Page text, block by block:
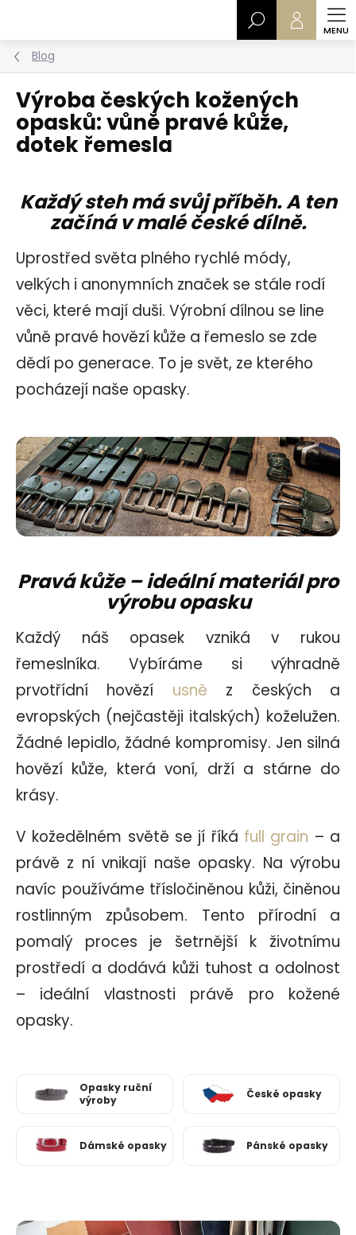
Hledat
Blog
Výroba českých kožených
opasků: vůně pravé kůže,
dotek řemesla
Každý steh má svůj příběh. A ten
začíná v malé české dílně.
Uprostřed světa plného rychlé módy,
velkých i anonymních značek se stále rodí
věci, které mají duši. Výrobní dílnou se line
vůně pravé hovězí kůže a řemeslo se zde
dědí po generace. To je svět, ze kterého
pocházejí naše opasky.
Pravá kůže – ideální materiál pro
výrobu opasku
Každý náš opasek vzniká v rukou
řemeslníka. Vybíráme si výhradně
prvotřídní hovězí usně z českých a
evropských (nejčastěji italských) koželužen.
Žádné lepidlo, žádné kompromisy. Jen silná
hovězí kůže, která voní, drží a stárne do
krásy.
V kožedělném světě se jí říká full grain – a
právě z ní vnikají naše opasky. Na výrobu
navíc používáme třísločiněnou kůži, činěnou
rostlinným způsobem. Tento přírodní a
pomalý proces je šetrnější k životnímu
prostředí a dodává kůži tuhost a odolnost
– ideální vlastnosti právě pro kožené
opasky.
Opasky ruční
výroby
České opasky
Dámské opasky Pánské opasky